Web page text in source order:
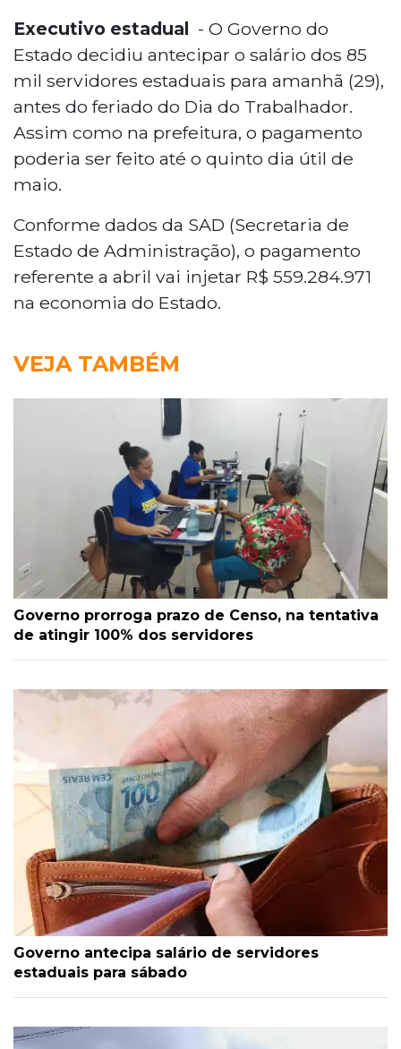
Executivo estadual - O Governo do
Estado decidiu antecipar o salário dos 85
mil servidores estaduais para amanhã (29),
antes do feriado do Dia do Trabalhador.
Assim como na prefeitura, o pagamento
poderia ser feito até o quinto dia útil de
maio.
Conforme dados da SAD (Secretaria de
Estado de Administração), o pagamento
referente a abril vai injetar R$ 559.284.971
na economia do Estado.
VEJA TAMBÉM
Governo prorroga prazo de Censo, na tentativa
de atingir 100% dos servidores
Governo antecipa salário de servidores
estaduais para sábado